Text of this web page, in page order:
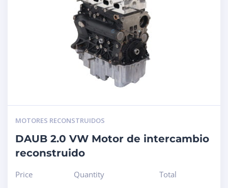
MOTORES RECONSTRUIDOS
DAUB 2.0 VW Motor de intercambio
reconstruido
Price
Quantity
Total